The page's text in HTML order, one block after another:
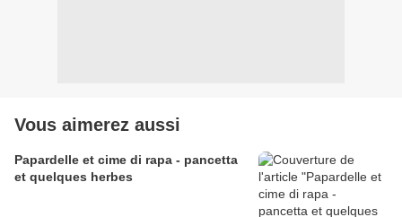
Vous aimerez aussi
Papardelle et cime di rapa - pancetta
et quelques herbes